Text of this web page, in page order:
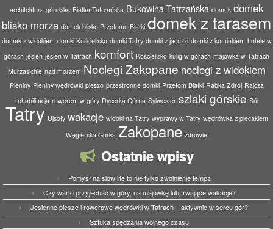
architektura góralska Białka Tatrzańska Bukowina Tatrzańska domek domek
blisko morza domek blisko Przełomu Białki domek z tarasem
domek z widokiem domki Kościelisko domki Tatry domki z jacuzzi domki z kominkiem hotele w
górach jesień jesień w Tatrach komfort Kościelisko kulig w górach majówka w Tatrach
Murzasichle nad morzem Noclegi Zakopane noclegi z widokiem
Pieniny Pieniny wędrówki pieszo przestronne domki Przełom Białki Rabka Zdrój Rajcza
rehabilitacja rowerem w góry Rycerka Górna Sylwester szlaki górskie Sól
Tatry Ujsoły wakacje widoki na Tatry wyprawy w Tatry wędrówka z plecakiem
Węgierska Górka Zakopane zdrowie
Ostatnie wpisy
Pomysł na slow life to nie tylko zwolnienie tempa
Czy warto przyjechać w góry, na majówkę lub trwające wakacje?
Jesienne piesze i rowerowe wędrówki w Tatrach – aktywnie w sercu gór?
Sztuka spędzania wolnego czasu